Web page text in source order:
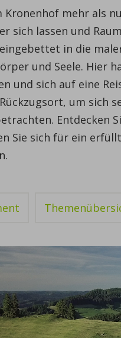
mehr als
sich lassen und
in die
und Seele. Hier
und sich auf eine
um sich
Entdecken
Sie sich für ein